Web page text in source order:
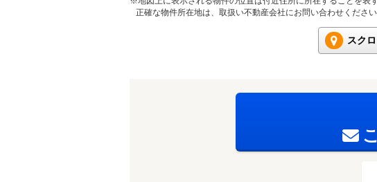
正確な物件所在地は、取扱い不動産会社にお問い合わせください
スク